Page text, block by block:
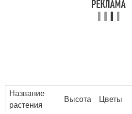
Название
растения
Высота Цветы